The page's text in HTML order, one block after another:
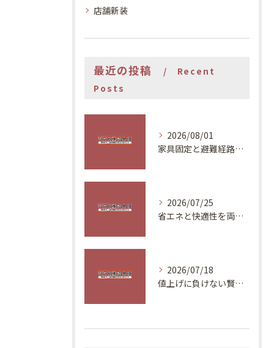
店舗新装
最近の投稿
Recent
Posts
2026/08/01
家具固定と避難経路で安全な住まいづくり
2026/07/25
省エネと快適性を両立する夏の対策
2026/07/18
値上げに負けない賢いリフォーム計画